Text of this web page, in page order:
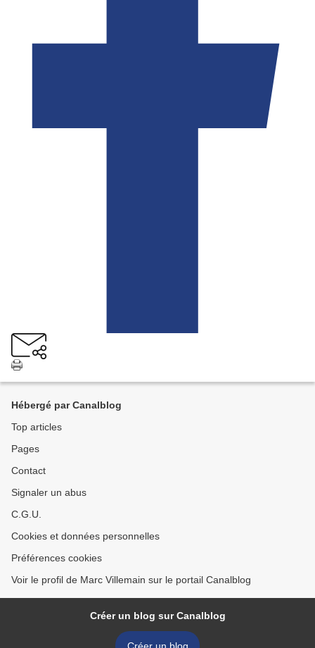
Hébergé par Canalblog
Top articles
Pages
Contact
Signaler un abus
C.G.U.
Cookies et données personnelles
Préférences cookies
Voir le profil de Marc Villemain sur le portail Canalblog
Créer un blog sur Canalblog